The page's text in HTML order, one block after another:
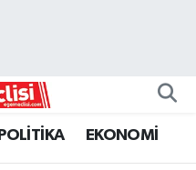
POLİTİKA EKONOMİ